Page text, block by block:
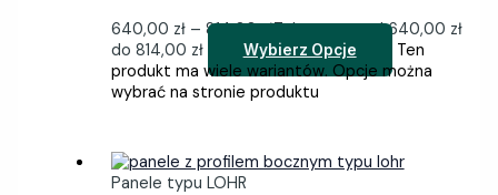
640,00 zł – 814,00złZakres cen: od 640,00 zł
do 814,00 zł
Wybierz Opcje
Ten
produkt ma wiele wariantów. Opcje można
wybrać na stronie produktu
Panele typu LOHR